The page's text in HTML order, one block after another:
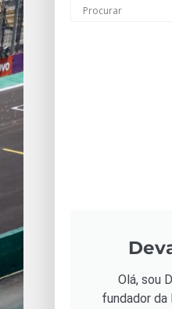
Olá, sou
fundador da